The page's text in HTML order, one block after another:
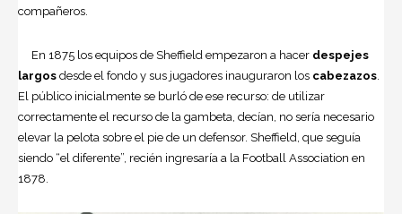
compañeros.
En 1875 los equipos de Sheffield empezaron a hacer despejes
largos desde el fondo y sus jugadores inauguraron los cabezazos.
El público inicialmente se burló de ese recurso: de utilizar
correctamente el recurso de la gambeta, decían, no sería necesario
elevar la pelota sobre el pie de un defensor. Sheffield, que seguía
siendo “el diferente”, recién ingresaría a la Football Association en
1878.